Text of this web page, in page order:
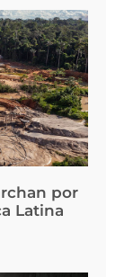
por
Latina